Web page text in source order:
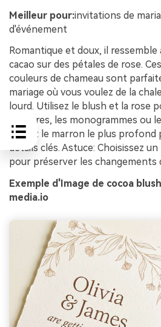
Meilleur pour:invitations de
d'événement
Romantique et doux, il ressemble
cacao sur des pétales de rose.
couleurs de chameau sont
mariage où vous voulez de la
lourd. Utilisez le blush et la rose
bordures, les monogrammes ou
gardez le marron le plus profond
détails clés. Astuce: Choisissez
pour préserver les changements
Exemple d'Image de cocoa
media.io